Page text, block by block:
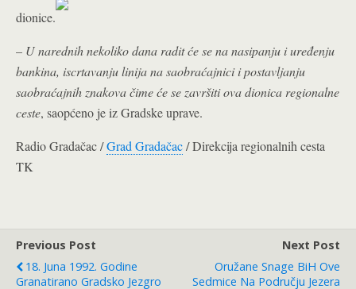
dionice.
– U narednih nekoliko dana radit će se na nasipanju i uređenju
bankina, iscrtavanju linija na saobraćajnici i postavljanju
saobraćajnih znakova čime će se završiti ova dionica regionalne
ceste, saopćeno je iz Gradske uprave.
Radio Gradačac /Grad Gradačac/ Direkcija regionalnih cesta
TK
Previous Post
18. Juna 1992. Godine
Granatirano Gradsko Jezgro
Next Post
Oružane Snage BiH Ove
Sedmice Na Području Jezera